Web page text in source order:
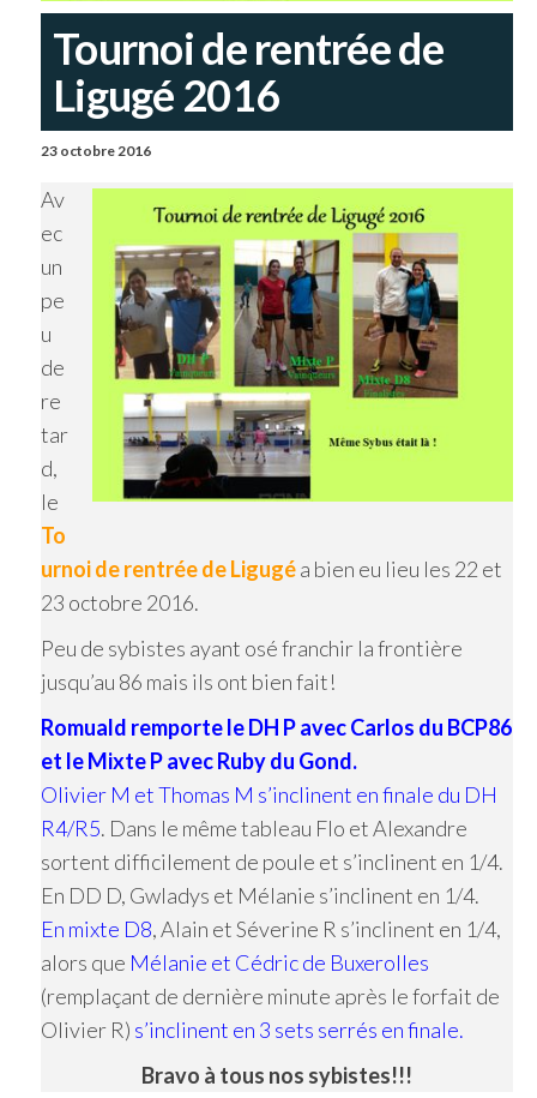
Tournoi de rentrée de
Ligugé 2016
23 octobre 2016
Av
ec
un
pe
u
de
re
tar
d,
le
To
urnoi de rentrée de Ligugéa bien eu lieu les 22 et
23 octobre 2016.
Peu de sybistes ayant osé franchir la frontière
jusqu’au 86 mais ils ont bien fait!
Romuald remporte le DH P avec Carlos du BCP86
et le Mixte P avec Ruby du Gond.
Olivier M et Thomas M s’inclinent en finale du DH
R4/R5. Dans le même tableau Flo et Alexandre
sortent difficilement de poule et s’inclinent en 1/4.
En DD D, Gwladys et Mélanie s’inclinent en 1/4.
En mixte D8, Alain et Séverine R s’inclinent en 1/4,
alors que Mélanie et Cédric de Buxerolles
(remplaçant de dernière minute après le forfait de
Olivier R) s’inclinent en 3 sets serrés en finale.
Bravo à tous nos sybistes!!!